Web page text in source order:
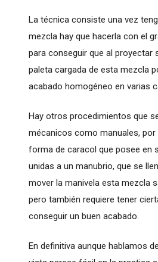
La técnica consiste una vez
mezcla hay que hacerla con el
para conseguir que al proyectar
paleta cargada de esta mezcla
acabado homogéneo en varias
Hay otros procedimientos que
mécanicos como manuales, por
forma de caracol que posee en
unidas a un manubrio, que se
mover la manivela esta mezcla
pero también requiere tener
conseguir un buen acabado.
En definitiva aunque hablamos